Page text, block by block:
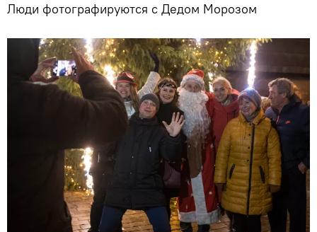
Люди фотографируются с Дедом Морозом